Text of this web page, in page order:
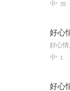
35
好心
1
好心